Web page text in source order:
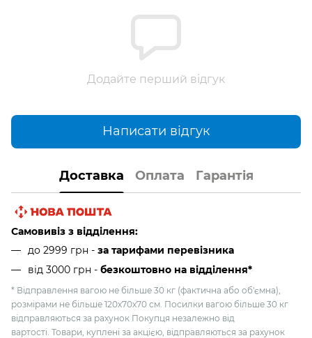
Додайте перший відгук
Написати відгук
Доставка Оплата Гарантія
Самовивіз з відділення:
до 2999 грн - за тарифами перевізника
від 3000 грн - безкоштовно на відділення*
* Відправлення вагою не більше 30 кг (фактична або об'ємна),
розмірами не більше 120х70х70 см. Посилки вагою більше 30 кг
відправляються за рахунок Покупця незалежно від
вартості. Товари, куплені за акцією, відправляються за рахунок